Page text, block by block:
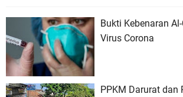
Bukti Kebenaran
Virus Corona
PPKM Darurat dan